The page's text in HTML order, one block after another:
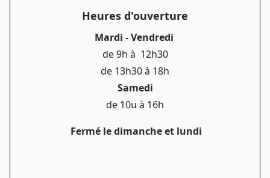
Heures d'ouverture
Mardi - Vendredi
de 9h à 12h30
de 13h30 à 18h
Samedi
de 10u à 16h
Fermé le dimanche et lundi